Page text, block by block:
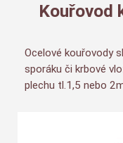
Kouřovod
Ocelové kouřovody
sporáku či krbové
plechu tl.1,5 nebo